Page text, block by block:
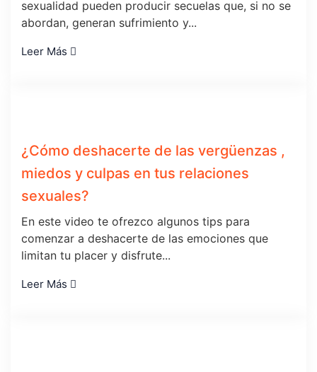
sexualidad pueden producir secuelas que, si no se
abordan, generan sufrimiento y...
Leer Más
¿Cómo deshacerte de las vergüenzas ,
miedos y culpas en tus relaciones
sexuales?
En este video te ofrezco algunos tips para
comenzar a deshacerte de las emociones que
limitan tu placer y disfrute...
Leer Más